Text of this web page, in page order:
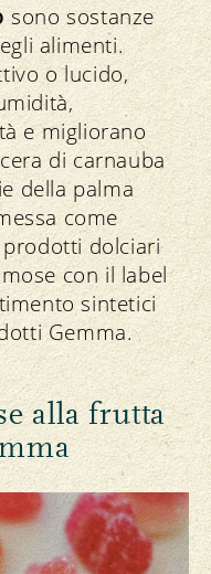
sono sostanze
alimenti.
o lucido,
e migliorano
di carnauba
della palma
come
dolciari
con il label
sintetici
Gemma.
alla frutta